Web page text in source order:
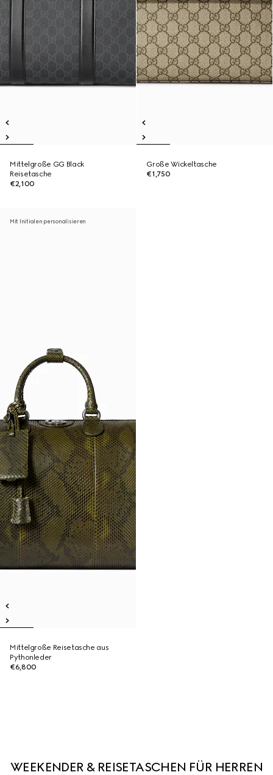
Mittelgroße GG Black
Reisetasche
€2,100
Große Wickeltasche
€1,750
Mit Initialen personalisieren
Mittelgroße Reisetasche aus
Pythonleder
€6,800
WEEKENDER & REISETASCHEN FÜR HERREN